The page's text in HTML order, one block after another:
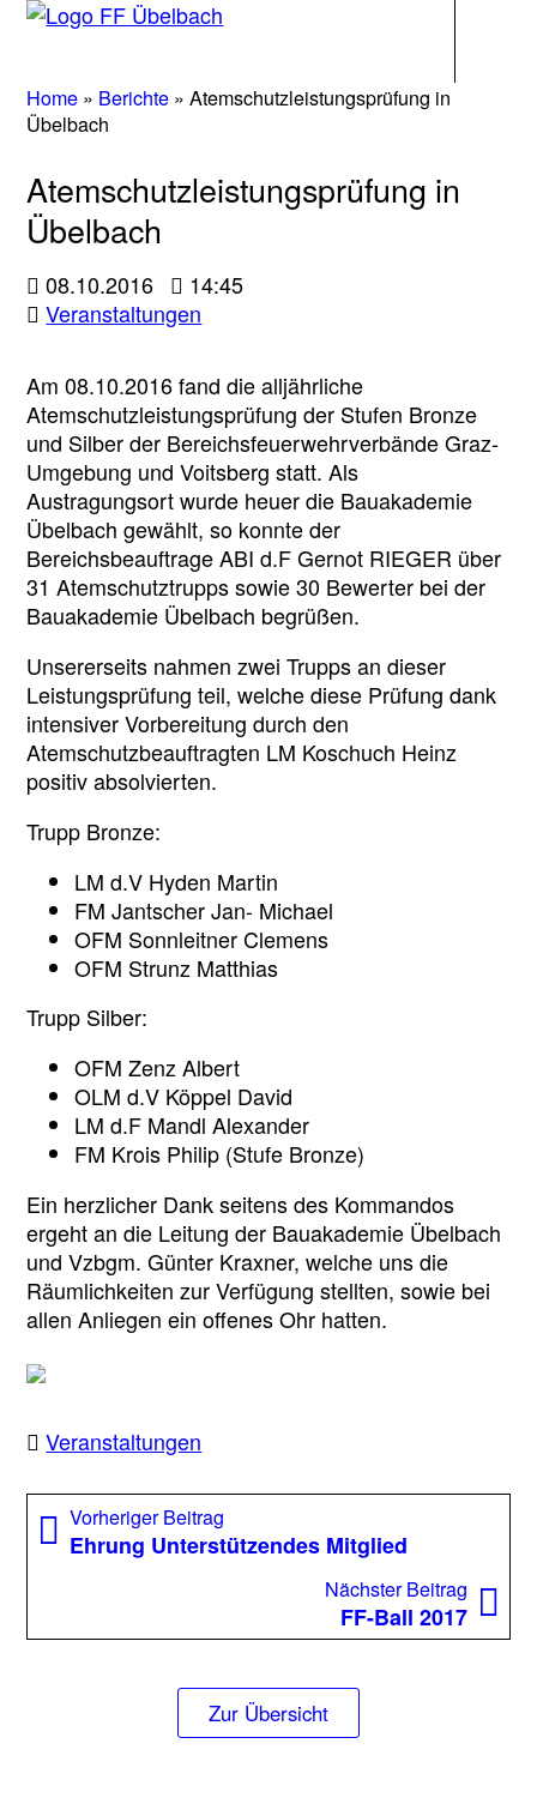
Home » Berichte »Atemschutzleistungsprüfung in
Übelbach
Atemschutzleistungsprüfung in
Übelbach
08.10.2016
14:45
Veranstaltungen
Am 08.10.2016 fand die alljährliche
Atemschutzleistungsprüfung der Stufen Bronze
und Silber der Bereichsfeuerwehrverbände Graz-
Umgebung und Voitsberg statt. Als
Austragungsort wurde heuer die Bauakademie
Übelbach gewählt, so konnte der
Bereichsbeauftrage ABI d.F Gernot RIEGER über
31 Atemschutztrupps sowie 30 Bewerter bei der
Bauakademie Übelbach begrüßen.
Unsererseits nahmen zwei Trupps an dieser
Leistungsprüfung teil, welche diese Prüfung dank
intensiver Vorbereitung durch den
Atemschutzbeauftragten LM Koschuch Heinz
positiv absolvierten.
Trupp Bronze:
LM d.V Hyden Martin
FM Jantscher Jan- Michael
OFM Sonnleitner Clemens
OFM Strunz Matthias
Trupp Silber:
OFM Zenz Albert
OLM d.V Köppel David
LM d.F Mandl Alexander
FM Krois Philip (Stufe Bronze)
Ein herzlicher Dank seitens des Kommandos
ergeht an die Leitung der Bauakademie Übelbach
und Vzbgm. Günter Kraxner, welche uns die
Räumlichkeiten zur Verfügung stellten, sowie bei
allen Anliegen ein offenes Ohr hatten.
Veranstaltungen
Beitragsnavigation
Vorheriger Beitrag
Beitrag:
Ehrung Unterstützendes Mitglied
Nächster Beitrag
FF-Ball 2017
Zur Übersicht